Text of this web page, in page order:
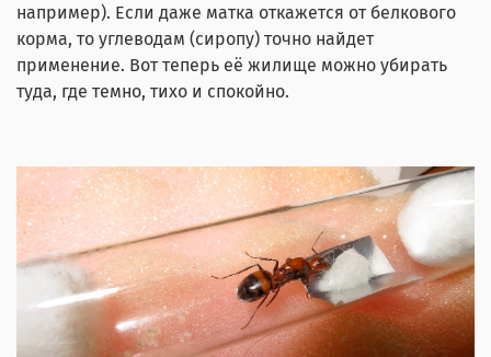
например). Если даже матка откажется от белкового
корма, то углеводам (сиропу) точно найдет
применение. Вот теперь её жилище можно убирать
туда, где темно, тихо и спокойно.